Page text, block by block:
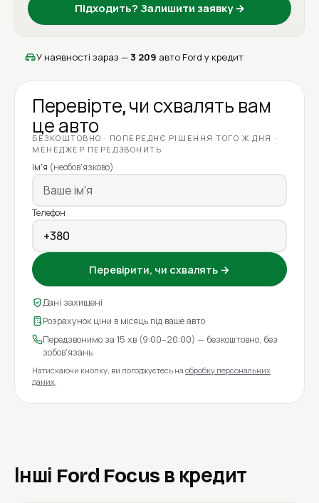
Підходить? Залишити заявку →
У наявності зараз — 3 209 авто Ford у кредит
Перевірте, чи схвалять вам
це авто
БЕЗКОШТОВНО · ПОПЕРЕДНЄ РІШЕННЯ ТОГО Ж ДНЯ ·
МЕНЕДЖЕР ПЕРЕДЗВОНИТЬ
Ім'я (необов'язково)
Телефон
Перевірити, чи схвалять →
Дані захищені
Розрахунок ціни в місяць під ваше авто
Передзвонимо за 15 хв (9:00–20:00) — безкоштовно, без
зобов'язань
Натискаючи кнопку, ви погоджуєтесь на обробку персональних
даних.
Інші Ford Focus в кредит